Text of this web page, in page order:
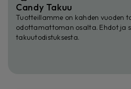
Candy Takuu
Tuotteillamme on kahden vuoden
odottamattoman osalta. Ehdot ja
takuutodistuksesta.